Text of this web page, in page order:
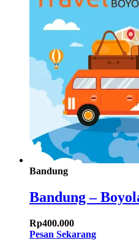
Bandung
Bandung –
Rp400.000
Pesan Sekarang